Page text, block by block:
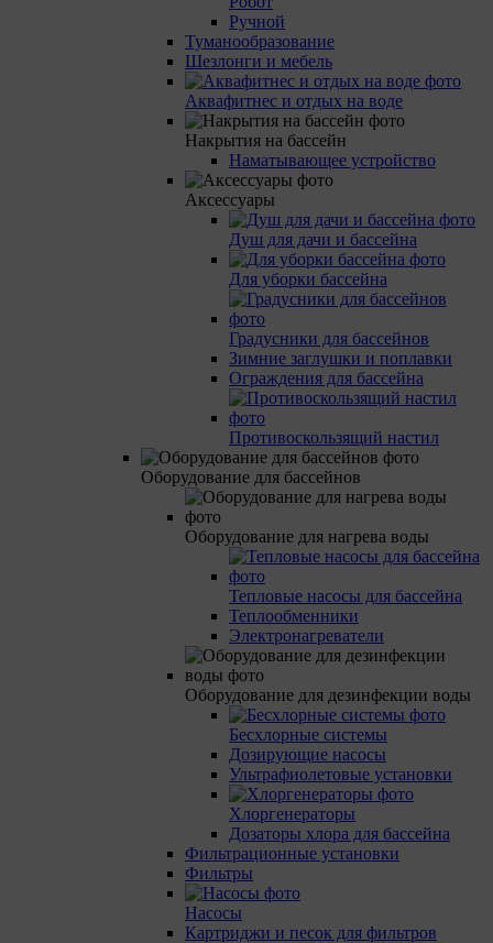
Ручной
Туманообразование
Шезлонги и мебель
Аквафитнес и отдых на воде
Накрытия на бассейн
Наматывающее устройство
Аксессуары
Душ для дачи и бассейна
Для уборки бассейна
Градусники для бассейнов
Зимние заглушки и поплавки
Ограждения для бассейна
Противоскользящий настил
Оборудование для бассейнов
Оборудование для нагрева воды
Тепловые насосы для бассейна
Теплообменники
Электронагреватели
Оборудование для дезинфекции воды
Бесхлорные системы
Дозирующие насосы
Ультрафиолетовые установки
Хлоргенераторы
Дозаторы хлора для бассейна
Фильтрационные установки
Фильтры
Насосы
Картриджи и песок для фильтров